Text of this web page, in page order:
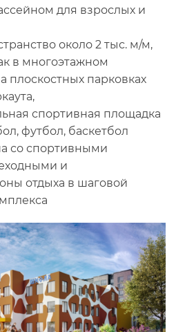
для взрослых и
около 2 тыс. м/м,
в многоэтажном
плоскостных парковках
спортивная площадка
футбол, баскетбол
со спортивными
и
отдыха в шаговой